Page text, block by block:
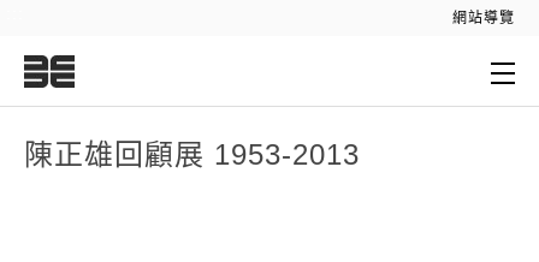
網站導覽
陳正雄回顧展 1953-2013